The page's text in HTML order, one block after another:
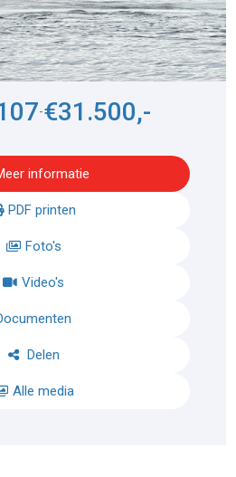
-€31.500,-
informatie
PDF printen
Foto's
Video's
Delen
Alle media